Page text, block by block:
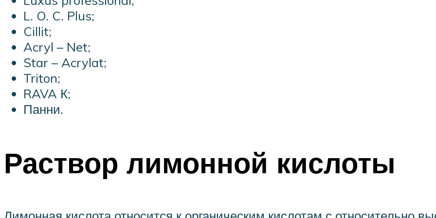
L. O. C. Plus;
Cillit;
Acryl – Net;
Star – Acrylat;
Triton;
RAVA К;
Панни.
Раствор лимонной кислоты